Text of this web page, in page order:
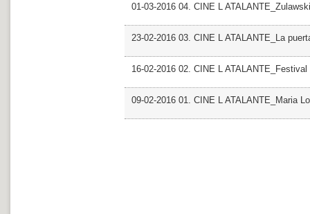
01-03-2016 04. CINE L ATALANTE_Zulawski
23-02-2016 03. CINE L ATALANTE_La
16-02-2016 02. CINE L
09-02-2016 01. CINE L ATALANTE_Maria